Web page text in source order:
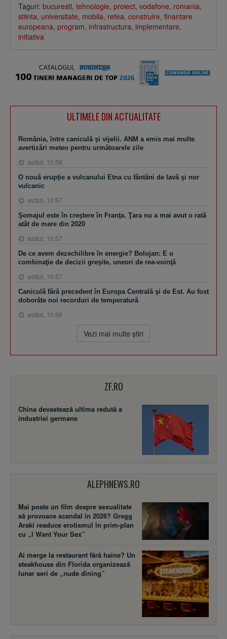
Taguri: bucuresti, tehnologie, proiect, vodafone, romania,
stiinta, universitate, mobila, retea, construire, finantare
europeana, program, infrastructura, implementare,
initiativa
ULTIMELE DIN ACTUALITATE
România, între caniculă şi vijelii. ANM a emis mai multe
avertizări meteo pentru următoarele zile
astăzi, 10:58
O nouă erupţie a vulcanului Etna cu fântâni de lavă şi nor
vulcanic
astăzi, 10:57
Şomajul este în creştere în Franţa. Ţara nu a mai avut o rată
atât de mare din 2020
astăzi, 10:57
De ce avem dezechilibre în energie? Bolojan: E o
combinaţie de decizii greşite, uneori de rea-voinţă
astăzi, 10:57
Caniculă fără precedent în Europa Centrală şi de Est. Au fost
doborâte noi recorduri de temperatură
astăzi, 10:56
Vezi mai multe ştiri
ZF.RO
China devastează ultima redută a
industriei germane
ALEPHNEWS.RO
Mai poate un film despre sexualitate
să provoace scandal în 2026? Gregg
Araki readuce erotismul în prim-plan
cu „I Want Your Sex”
Ai merge la restaurant fără haine? Un
steakhouse din Florida organizează
lunar seri de „nude dining”